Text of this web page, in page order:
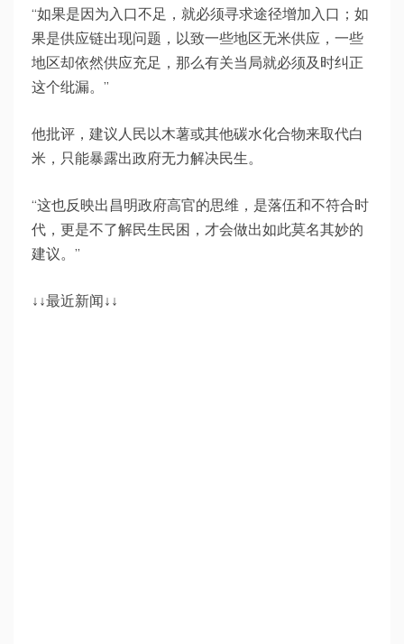
“如果是因为入口不足，就必须寻求途径增加入口；如
果是供应链出现问题，以致一些地区无米供应，一些
地区却依然供应充足，那么有关当局就必须及时纠正
这个纰漏。”
他批评，建议人民以木薯或其他碳水化合物来取代白
米，只能暴露出政府无力解决民生。
“这也反映出昌明政府高官的思维，是落伍和不符合时
代，更是不了解民生民困，才会做出如此莫名其妙的
建议。”
↓↓最近新闻↓↓